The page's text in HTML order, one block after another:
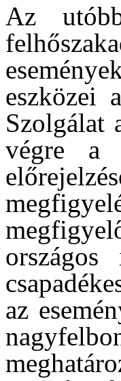
Az
eszközei
Szolgálat
végre a
az